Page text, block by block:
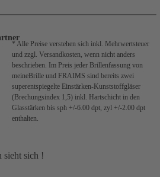
* Alle Preise verstehen sich inkl. Mehrwertsteuer
und zzgl. Versandkosten, wenn nicht anders
beschrieben. Im Preis jeder Brillenfassung von
meineBrille und FRAIMS sind bereits zwei
superentspiegelte Einstärken-Kunststoffgläser
(Brechungsindex 1,5) inkl. Hartschicht in den
Glasstärken bis sph +/-6.00 dpt, zyl +/-2.00 dpt
enthalten.
sieht sich !